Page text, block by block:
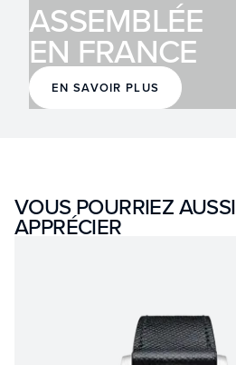
ASSEMBLÉE
EN FRANCE
EN SAVOIR PLUS
VOUS POURRIEZ AUSSI
APPRÉCIER